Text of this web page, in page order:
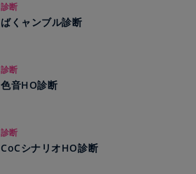
診断
ばくャンブル診断
診断
色音HO診断
診断
CoCシナリオHO診断